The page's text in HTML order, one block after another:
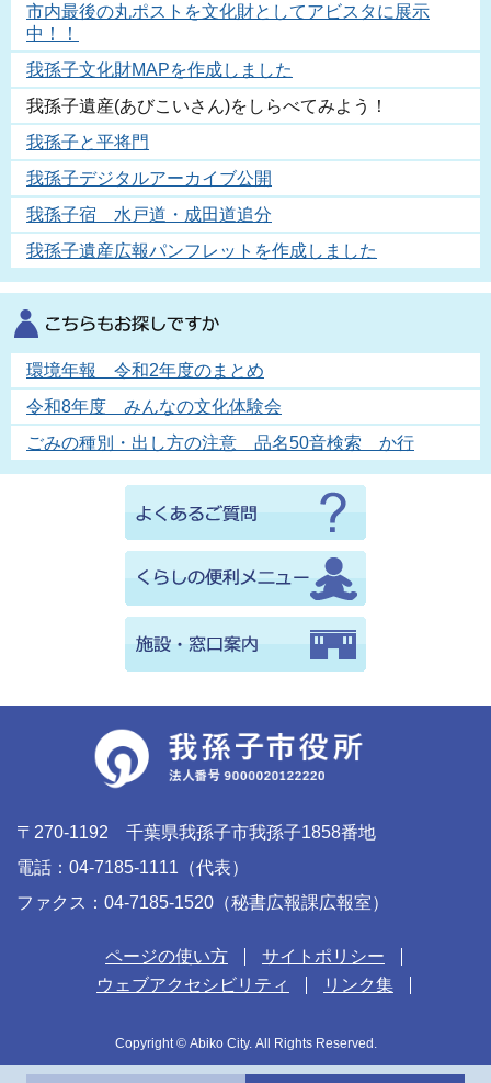
市内最後の丸ポストを文化財としてアビスタに展示
中！！
我孫子文化財MAPを作成しました
我孫子遺産(あびこいさん)をしらべてみよう！
我孫子と平将門
我孫子デジタルアーカイブ公開
我孫子宿 水戸道・成田道追分
我孫子遺産広報パンフレットを作成しました
環境年報 令和2年度のまとめ
令和8年度 みんなの文化体験会
ごみの種別・出し方の注意 品名50音検索 か行
〒270-1192 千葉県我孫子市我孫子1858番地
電話：04-7185-1111（代表）
ファクス：04-7185-1520（秘書広報課広報室）
ページの使い方
サイトポリシー
ウェブアクセシビリティ
リンク集
Copyright © Abiko City. All Rights Reserved.